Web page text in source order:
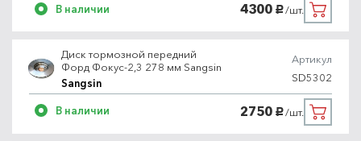
В наличии 4300 руб./шт.
Диск тормозной передний
Форд Фокус-2,3 278 мм Sangsin
Sangsin
Артикул
SD5302
В наличии 2750 руб./шт.